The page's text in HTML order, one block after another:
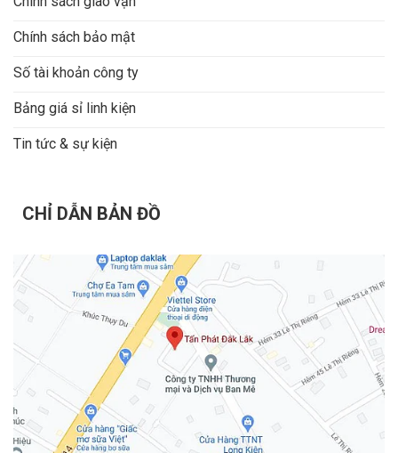
Chính sách bảo mật
Số tài khoản công ty
Bảng giá sỉ linh kiện
Tin tức & sự kiện
CHỈ DẪN BẢN ĐỒ